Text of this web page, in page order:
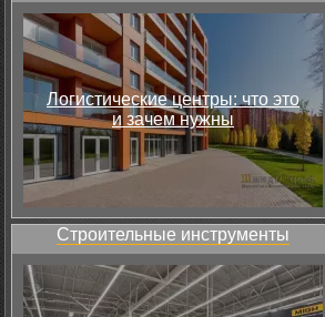
Логистические центры: что это
и зачем нужны
Строительные инструменты